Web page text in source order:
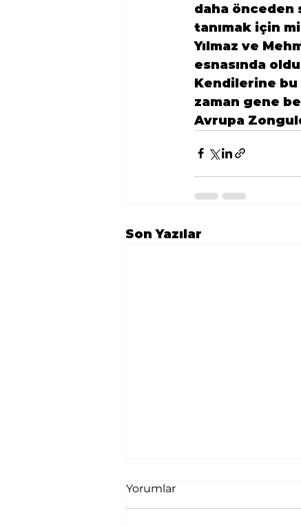
daha önceden
tanımak için
Yılmaz ve
esnasında
Kendilerine
zaman gene
Avrupa
Son Yazılar
Yorumlar